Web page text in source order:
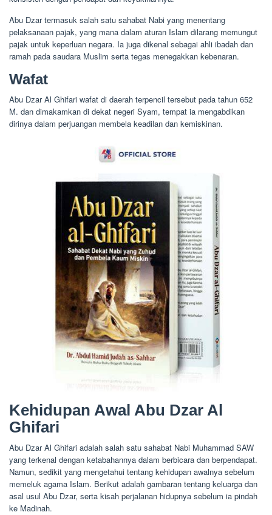
Abu Dzar termasuk salah satu sahabat Nabi yang menentang
pelaksanaan pajak, yang mana dalam aturan Islam dilarang memungut
pajak untuk keperluan negara. Ia juga dikenal sebagai ahli ibadah dan
ramah pada saudara Muslim serta tegas menegakkan kebenaran.
Wafat
Abu Dzar Al Ghifari wafat di daerah terpencil tersebut pada tahun 652
M. dan dimakamkan di dekat negeri Syam, tempat ia mengabdikan
dirinya dalam perjuangan membela keadilan dan kemiskinan.
Kehidupan Awal Abu Dzar Al
Ghifari
Abu Dzar Al Ghifari adalah salah satu sahabat Nabi Muhammad SAW
yang terkenal dengan ketabahannya dalam berbicara dan berpendapat.
Namun, sedikit yang mengetahui tentang kehidupan awalnya sebelum
memeluk agama Islam. Berikut adalah gambaran tentang keluarga dan
asal usul Abu Dzar, serta kisah perjalanan hidupnya sebelum ia pindah
ke Madinah.